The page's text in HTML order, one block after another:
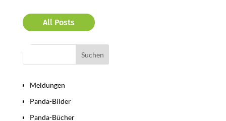
All Posts
Meldungen
Panda-Bilder
Panda-Bücher